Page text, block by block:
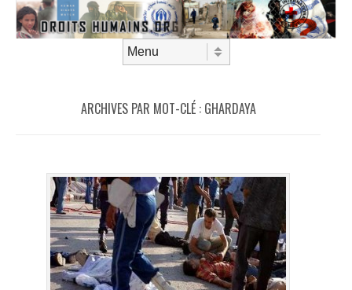
ARCHIVES PAR MOT-CLÉ : GHARDAYA